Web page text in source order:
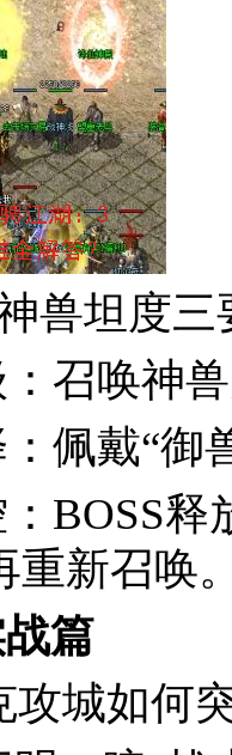
兽坦度三
召唤神
佩戴“御
BOSS
重新召唤
篇
攻城如何